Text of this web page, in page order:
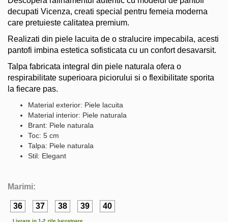
decupati Vicenza, creati special pentru femeia moderna
care pretuieste calitatea premium.
Realizati din piele lacuita de o stralucire impecabila, acesti
pantofi imbina estetica sofisticata cu un confort desavarsit.
Talpa fabricata integral din piele naturala ofera o
respirabilitate superioara piciorului si o flexibilitate sporita
la fiecare pas.
Material exterior: Piele lacuita
Material interior: Piele naturala
Brant: Piele naturala
Toc: 5 cm
Talpa: Piele naturala
Stil: Elegant
Marimi:
36 37 38 39 40
Livrare in 1-2 zile lucratoare